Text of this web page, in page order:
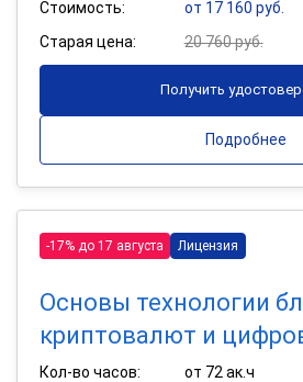
Стоимость:
от 17 160 руб.
Старая цена:
20 760 руб.
Получить
Подробнее
-17% до 17 августа Лицензия
Основы технологии
криптовалют и
Кол-во часов:
от 72 ак.ч